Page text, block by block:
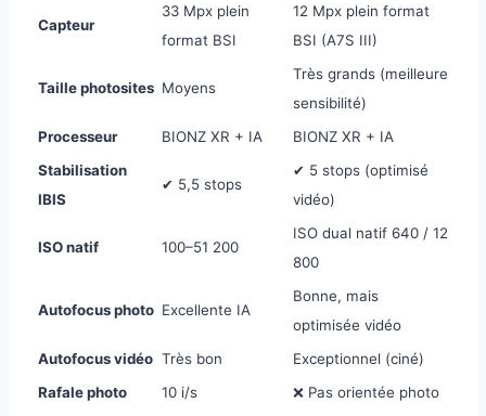
Capteur
33 Mpx plein
format BSI
12 Mpx plein format
BSI (A7S III)
Taille photosites Moyens
Très grands (meilleure
sensibilité)
Processeur
BIONZ XR + IA
BIONZ XR + IA
Stabilisation
IBIS
✔ 5,5 stops
✔ 5 stops (optimisé
vidéo)
ISO natif 100–51 200
ISO dual natif 640 / 12
800
Autofocus photo Excellente IA
Bonne, mais
optimisée vidéo
Autofocus vidéo Très bon
Exceptionnel (ciné)
Rafale photo
10 i/s ❌ Pas orientée photo